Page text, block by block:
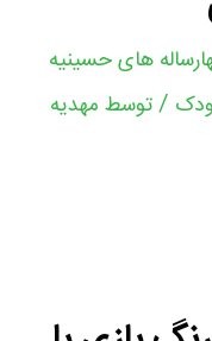
های حسینیه
/توسط مهدیه